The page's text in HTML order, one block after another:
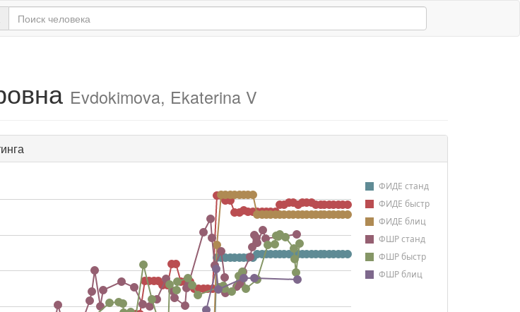
Evdokimova, Ekaterina V
ФИДЕ станд
ФИДЕ быстр
ФИДЕ блиц
ФШР станд
ФШР быстр
ФШР блиц